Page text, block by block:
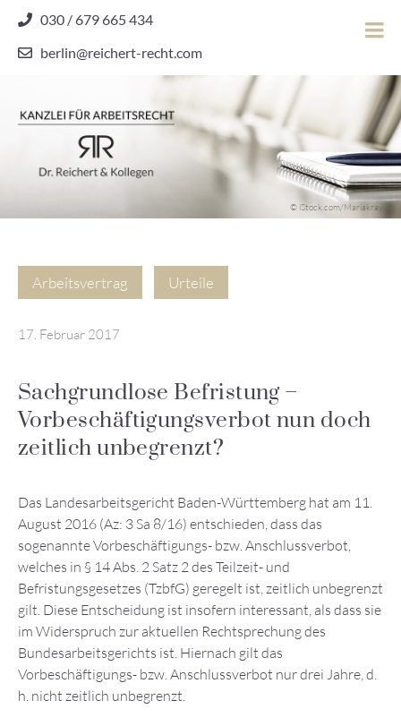
content
030 / 679 665 434
berlin@reichert-recht.com
Dr.
Reichert
Arbeitsrecht
© iStock.com/Mariakray
Arbeitsvertrag Urteile
17. Februar 2017
Sachgrundlose Befristung –
Vorbeschäftigungsverbot nun doch
zeitlich unbegrenzt?
Das Landesarbeitsgericht Baden-Württemberg hat am 11.
August 2016 (Az: 3 Sa 8/16) entschieden, dass das
sogenannte Vorbeschäftigungs- bzw. Anschlussverbot,
welches in § 14 Abs. 2 Satz 2 des Teilzeit- und
Befristungsgesetzes (TzbfG) geregelt ist, zeitlich unbegrenzt
gilt. Diese Entscheidung ist insofern interessant, als dass sie
im Widerspruch zur aktuellen Rechtsprechung des
Bundesarbeitsgerichts ist. Hiernach gilt das
Vorbeschäftigungs- bzw. Anschlussverbot nur drei Jahre, d.
h. nicht zeitlich unbegrenzt.